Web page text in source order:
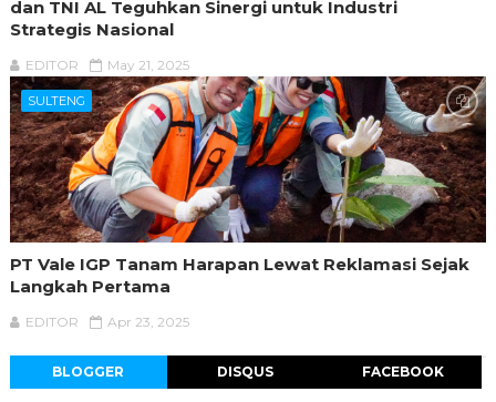
dan TNI AL Teguhkan Sinergi untuk Industri
Strategis Nasional
EDITOR May 21, 2025
SULTENG
PT Vale IGP Tanam Harapan Lewat Reklamasi Sejak
Langkah Pertama
EDITOR Apr 23, 2025
BLOGGER DISQUS FACEBOOK